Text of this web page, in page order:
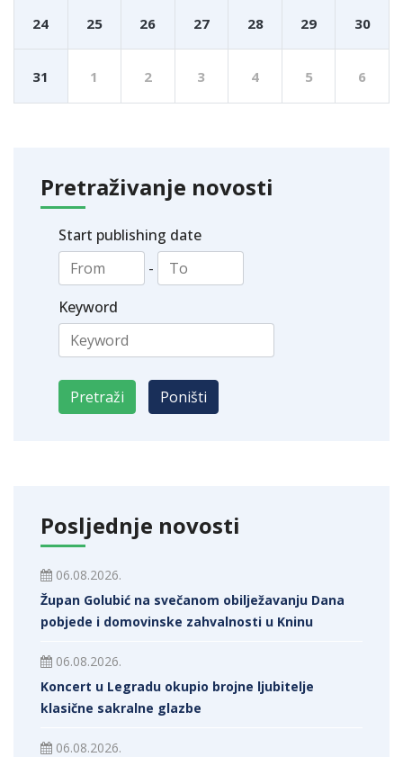
24 25 26 27 28 29 30
31 1 2 3 4 5 6
Pretraživanje novosti
Start publishing date
-
Keyword
Posljednje novosti
06.08.2026.
Župan Golubić na svečanom obilježavanju Dana
pobjede i domovinske zahvalnosti u Kninu
06.08.2026.
Koncert u Legradu okupio brojne ljubitelje
klasične sakralne glazbe
06.08.2026.